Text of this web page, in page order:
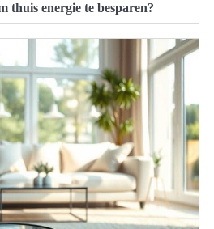
thuis energie te besparen?